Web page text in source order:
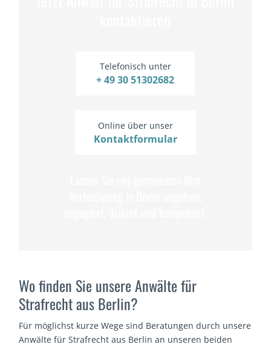
Telefonisch unter
+ 49 30 51302682
Online über unser
Kontaktformular
Wo finden Sie unsere Anwälte für
Strafrecht aus Berlin?
Für möglichst kurze Wege sind Beratungen durch unsere
Anwälte für Strafrecht aus Berlin an unseren beiden